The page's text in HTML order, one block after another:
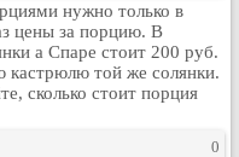
нужно только в
цены за порцию. В
а Спаре стоит 200 руб.
кастрюлю той же солянки.
сколько стоит порция
0